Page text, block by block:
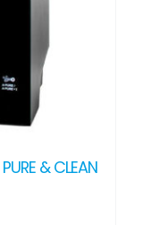
& CLEAN